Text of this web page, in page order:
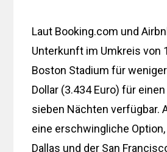
Laut Booking.com und
Unterkunft im Umkreis von
Boston Stadium für
Dollar (3.434 Euro) für
sieben Nächten verfügbar.
eine erschwingliche
Dallas und der San